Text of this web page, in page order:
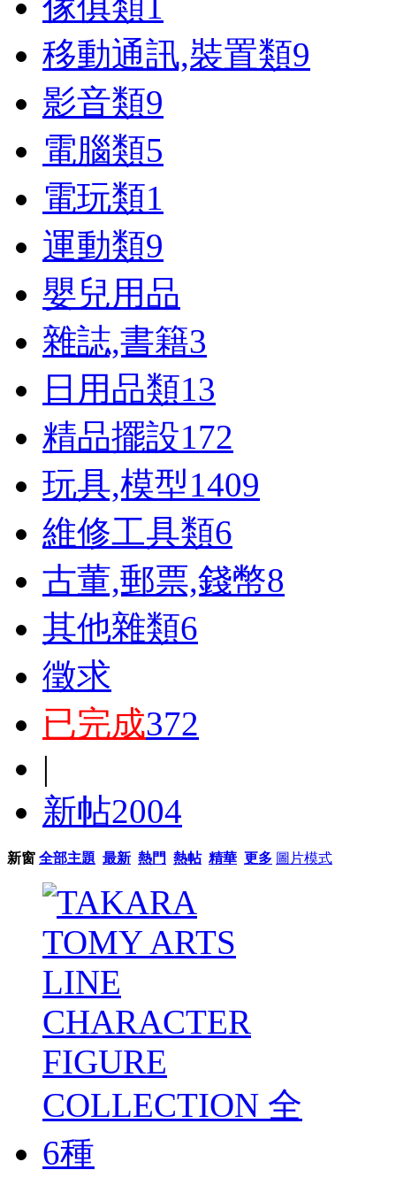
移動通訊,裝置類9
影音類9
電腦類5
電玩類1
運動類9
嬰兒用品
雜誌,書籍3
日用品類13
精品擺設172
玩具,模型1409
維修工具類6
古董,郵票,錢幣8
其他雜類6
徵求
已完成372
|
新帖2004
新窗 全部主題 最新 熱門 熱帖 精華 更多 圖片模式